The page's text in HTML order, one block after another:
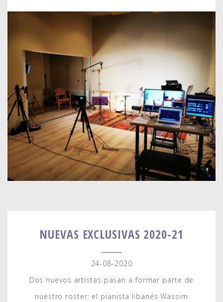
NUEVAS EXCLUSIVAS 2020-21
24-08-2020
Dos nuevos artistas pasan a formar parte de
nuestro roster: el pianista libanés Wassim